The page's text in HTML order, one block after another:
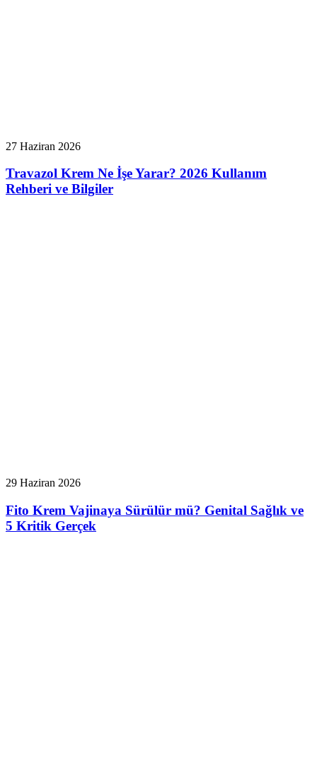
27 Haziran 2026
Travazol Krem Ne İşe Yarar? 2026 Kullanım
Rehberi ve Bilgiler
29 Haziran 2026
Fito Krem Vajinaya Sürülür mü? Genital Sağlık ve
5 Kritik Gerçek